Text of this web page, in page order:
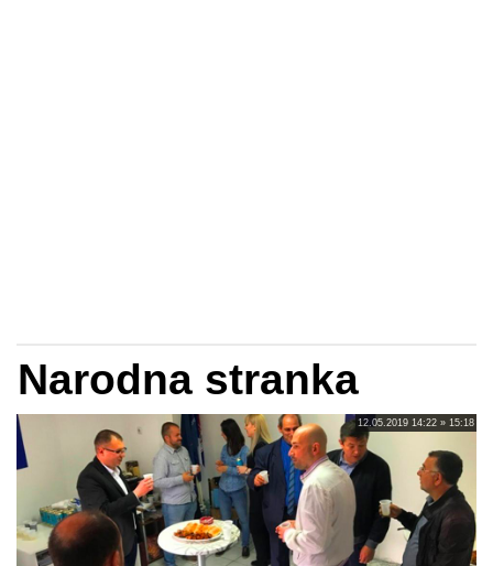
Narodna stranka
12.05.2019 14:22 » 15:18